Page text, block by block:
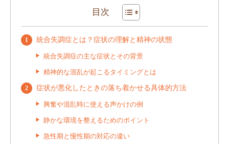
目次
統合失調症とは？症状の理解と精神の状態
統合失調症の主な症状とその背景
精神的な混乱が起こるタイミングとは
症状が悪化したときの落ち着かせる具体的方法
興奮や混乱時に使える声かけの例
静かな環境を整えるためのポイント
急性期と慢性期の対応の違い